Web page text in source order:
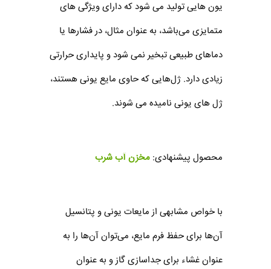
یون هایی تولید می شود که دارای ویژگی های
متمایزی می‌باشد، به عنوان مثال، در فشارها یا
دماهای طبیعی تبخیر نمی شود و پایداری حرارتی
زیادی دارد. ژل‌هایی که حاوی مایع یونی هستند،
ژل های یونی نامیده می شوند.
محصول پیشنهادی: مخزن آب شرب
با خواص مشابهی از مایعات یونی و پتانسیل
آن‌ها برای حفظ فرم مایع، می‌توان آن‌ها را به
عنوان غشاء برای جداسازی گاز و به عنوان